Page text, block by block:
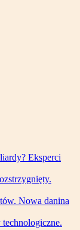
Eksperci
Nowa danina